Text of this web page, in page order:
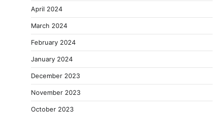
April 2024
March 2024
February 2024
January 2024
December 2023
November 2023
October 2023